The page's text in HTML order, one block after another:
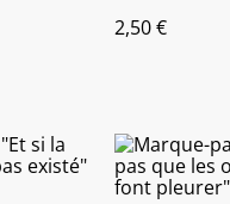
2,50 €